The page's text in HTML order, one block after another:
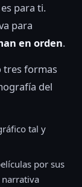
para ti.
para
en orden.
tres formas
del
tal y
por sus
narrativa